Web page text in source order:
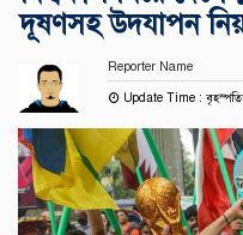
দূষণসহ উদযাপন
Reporter Name
Update Time :